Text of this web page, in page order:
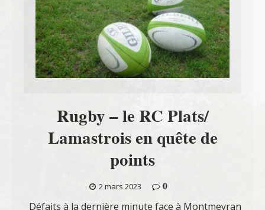
Rugby – le RC Plats/
Lamastrois en quête de
points
2 mars 2023
0
Défaits à la dernière minute face à Montmeyran